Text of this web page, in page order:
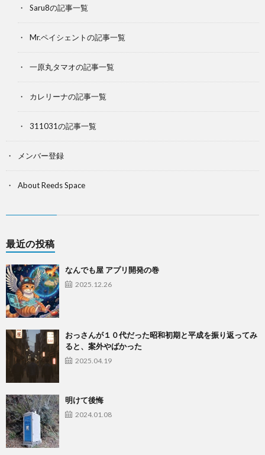
Saru8の記事一覧
Mr.ペイシェントの記事一覧
一原丸タマオの記事一覧
カレリーナの記事一覧
311031の記事一覧
メンバー登録
About Reeds Space
最近の投稿
なんでも屋 アプリ開発の巻
2025.12.26
おっさんが１０代だった昭和初期と平成を振り返ってみ
ると、案外やばかった
2025.04.19
明けて後悔
2024.01.08